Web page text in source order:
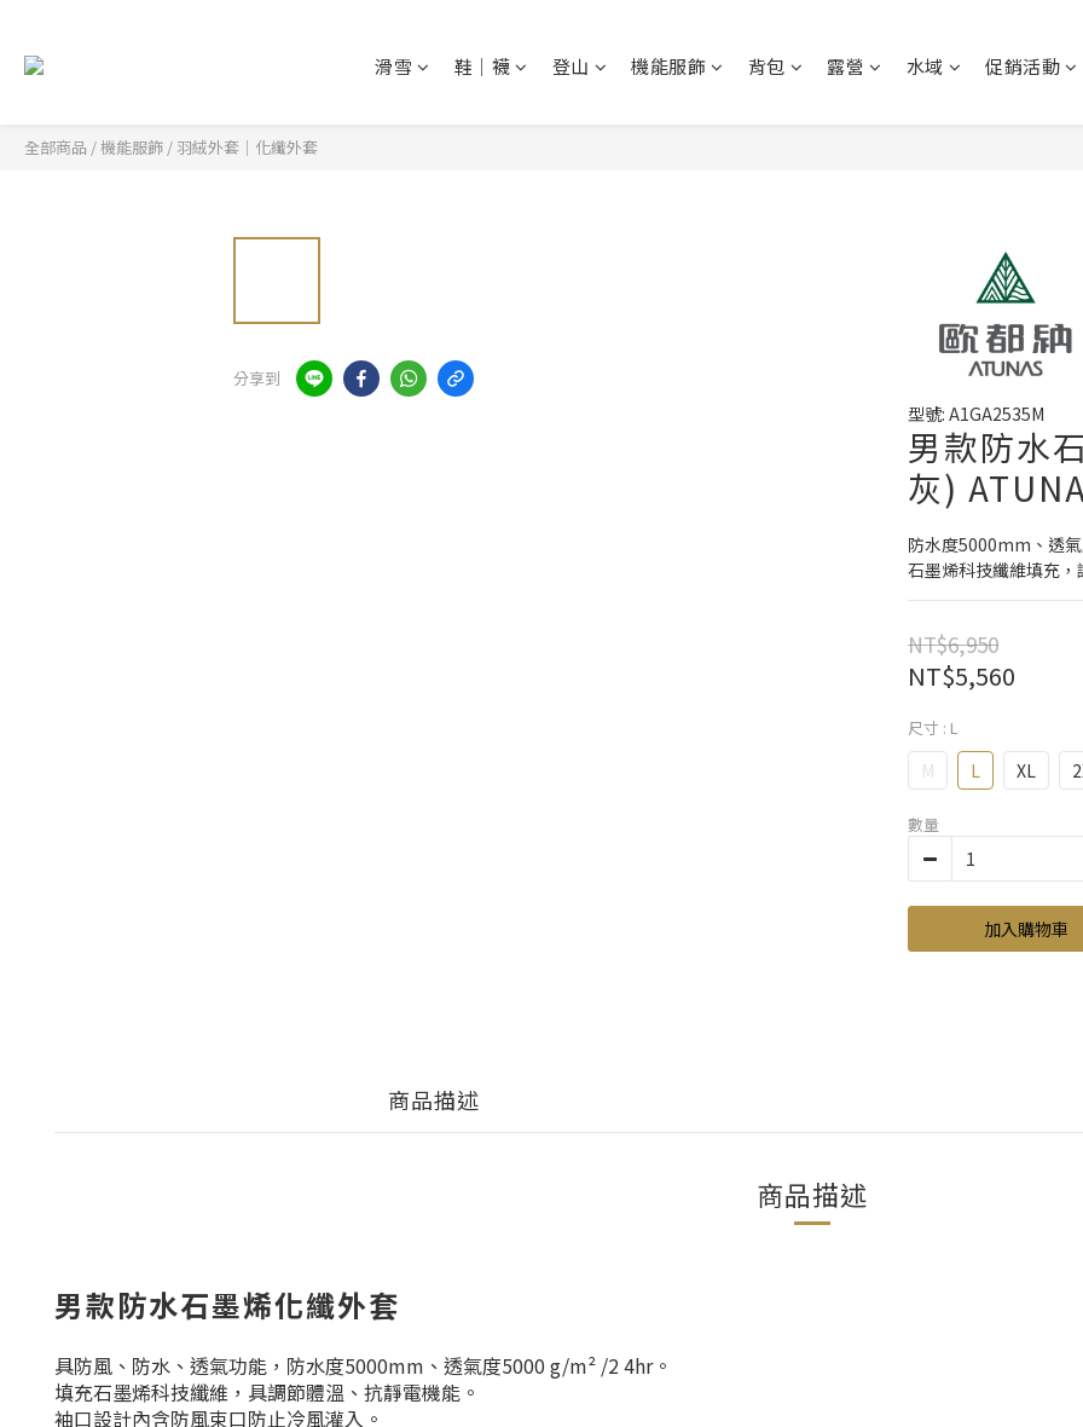
滑雪 鞋│襪 登山 機能服飾 背包 露營 水域 促銷活動
全部商品 /機能服飾 / 羽絨外套│化纖外套
分享到
型號: A1GA2535M
男款防水
灰)
防水度5000mm、透
石墨烯科技纖維填充
NT$6,950
NT$5,560
尺寸 : L
M L XL
數量
加入購物車
商品描述
商品描述
男款防水石墨烯化纖外套
具防風、防水、透氣功能，防水度5000mm、透氣度5000 g/m² /2 4hr。
填充石墨烯科技纖維，具調節體溫、抗靜電機能。
袖口設計內含防風束口防止冷風灌入。